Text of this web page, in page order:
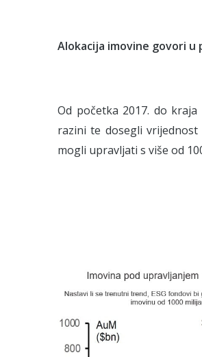
Alokacija imovine govori
Od početka 2017. do
razini te dosegli
mogli upravljati s više od